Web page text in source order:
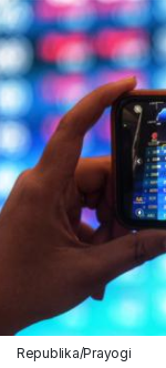
Republika/Prayogi